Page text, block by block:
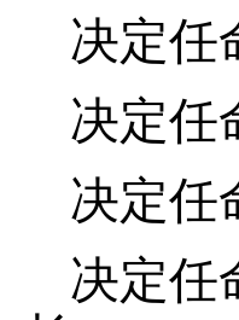
决定任
决定任
决定任
决定任